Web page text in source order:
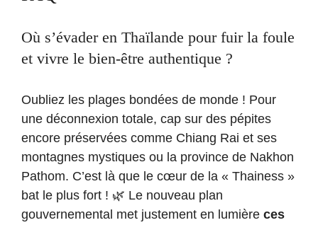
Où s’évader en Thaïlande pour fuir la foule
et vivre le bien-être authentique ?
Oubliez les plages bondées de monde ! Pour
une déconnexion totale, cap sur des pépites
encore préservées comme Chiang Rai et ses
montagnes mystiques ou la province de Nakhon
Pathom. C’est là que le cœur de la « Thainess »
bat le plus fort ! 🌿 Le nouveau plan
gouvernemental met justement en lumière ces